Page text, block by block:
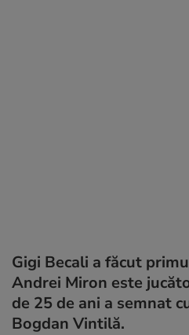
Gigi Becali a făcut
Andrei Miron este
de 25 de ani a semnat
Bogdan Vintilă.